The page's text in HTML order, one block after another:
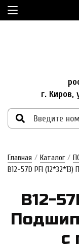
г. Киров,
Главная / Каталог /
B12-57D PFI
B12-
с